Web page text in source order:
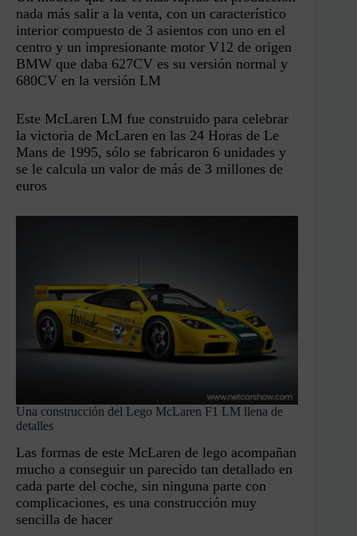
nada más salir a la venta, con un característico
interior compuesto de 3 asientos con uno en el
centro y un impresionante motor V12 de origen
BMW que daba 627CV es su versión normal y
680CV en la versión LM
Este McLaren LM fue construido para celebrar
la victoria de McLaren en las 24 Horas de Le
Mans de 1995, sólo se fabricaron 6 unidades y
se le calcula un valor de más de 3 millones de
euros
Una construcción del Lego McLaren F1 LM llena de
detalles
Las formas de este McLaren de lego acompañan
mucho a conseguir un parecido tan detallado en
cada parte del coche, sin ninguna parte con
complicaciones, es una construcción muy
sencilla de hacer